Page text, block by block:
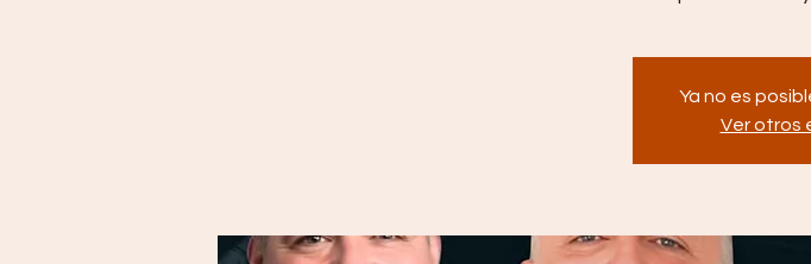
Ya no es
Ver otros